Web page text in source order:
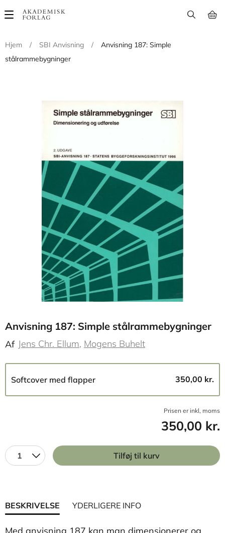
Main
Hjem
/ SBI Anvisning /
Anvisning 187: Simple
stålrammebygninger
Anvisning 187: Simple stålrammebygninger
Af Jens Chr. Ellum Mogens Buhelt
Softcover med flapper 350,00 kr.
Prisen er inkl, moms
350,00 kr.
1 Tilføj til kurv
BESKRIVELSE YDERLIGERE INFO